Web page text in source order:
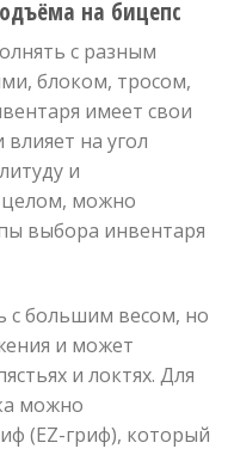
на бицепс
с разным
блоком, тросом,
имеет свои
на угол
и
целом, можно
выбора инвентаря
с большим весом, но
и может
и локтях. Для
можно
(EZ-гриф), который